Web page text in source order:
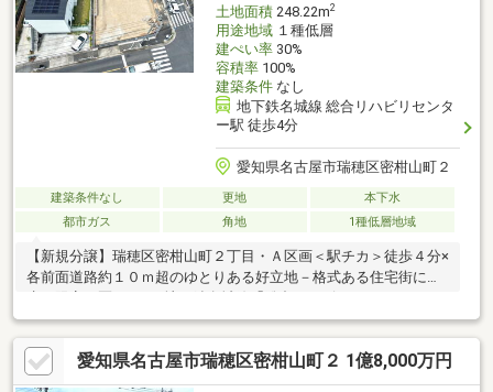
土地面積248.22m2
用途地域１種低層
建ぺい率30%
容積率100%
建築条件なし
地下鉄名城線 総合リハビリセンタ
ー駅 徒歩4分
愛知県名古屋市瑞穂区密柑山町２
建築条件なし 更地
本下水
都市ガス
角地 1種低層地域
【新規分譲】瑞穂区密柑山町２丁目・Ａ区画＜駅チカ＞徒歩４分×
各前面道路約１０ｍ超のゆとりある好立地－格式ある住宅街に誕
駅 徒歩４分■平坦地・開放感ある７５坪の北東角地！北西側公
道約１０．９ｍに間口約９．１ｍ接面北東側公道約１０．８ｍに
間口約１５．７ｍ接面陽明小学校 徒歩４分／汐路中学校 徒歩
１４分生活利便施設も徒歩圏に充実・ローソン ７分・フィー
愛知県名古屋市瑞穂区密柑山町２ 1億8,000万円